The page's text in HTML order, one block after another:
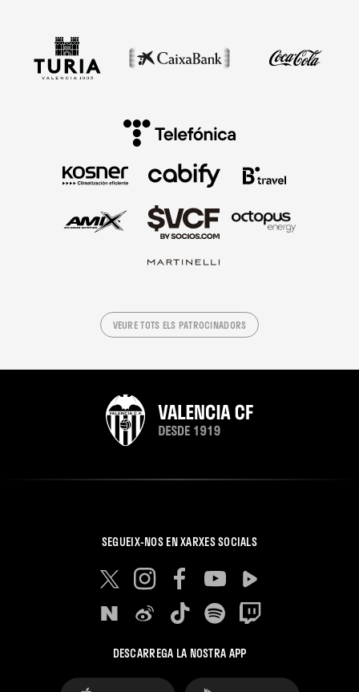
VEURE TOTS ELS PATROCINADORS
SEGUEIX-NOS EN XARXES SOCIALS
DESCARREGA LA NOSTRA APP